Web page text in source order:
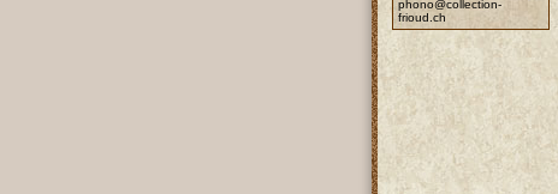
phono@collection-
frioud.ch